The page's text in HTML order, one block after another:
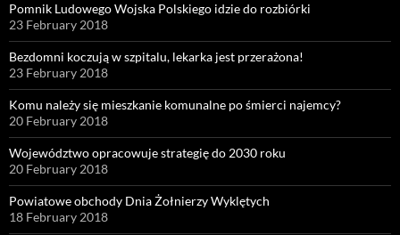
Pomnik Ludowego Wojska Polskiego idzie do rozbiórki
23 February 2018
Bezdomni koczują w szpitalu, lekarka jest przerażona!
23 February 2018
Komu należy się mieszkanie komunalne po śmierci najemcy?
20 February 2018
Województwo opracowuje strategię do 2030 roku
20 February 2018
Powiatowe obchody Dnia Żołnierzy Wyklętych
18 February 2018